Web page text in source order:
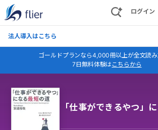
ログイン
法人導入はこちら
ゴールドプランなら4,000冊以上が全文読み
7日無料体験はこちらから
「仕事ができるやつ」